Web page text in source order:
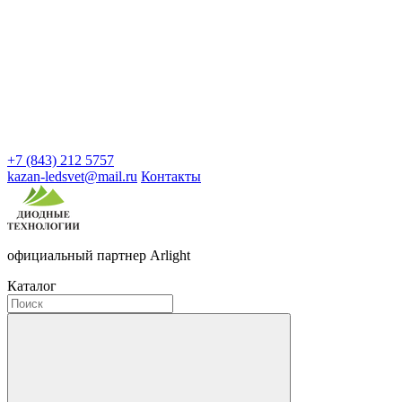
+7 (843) 212 5757
kazan-ledsvet@mail.ru Контакты
официальный партнер Arlight
Каталог